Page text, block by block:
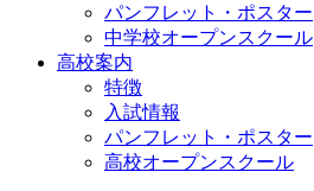
パンフレット・ポスター
中学校オープンスクール
高校案内
特徴
入試情報
パンフレット・ポスター
高校オープンスクール